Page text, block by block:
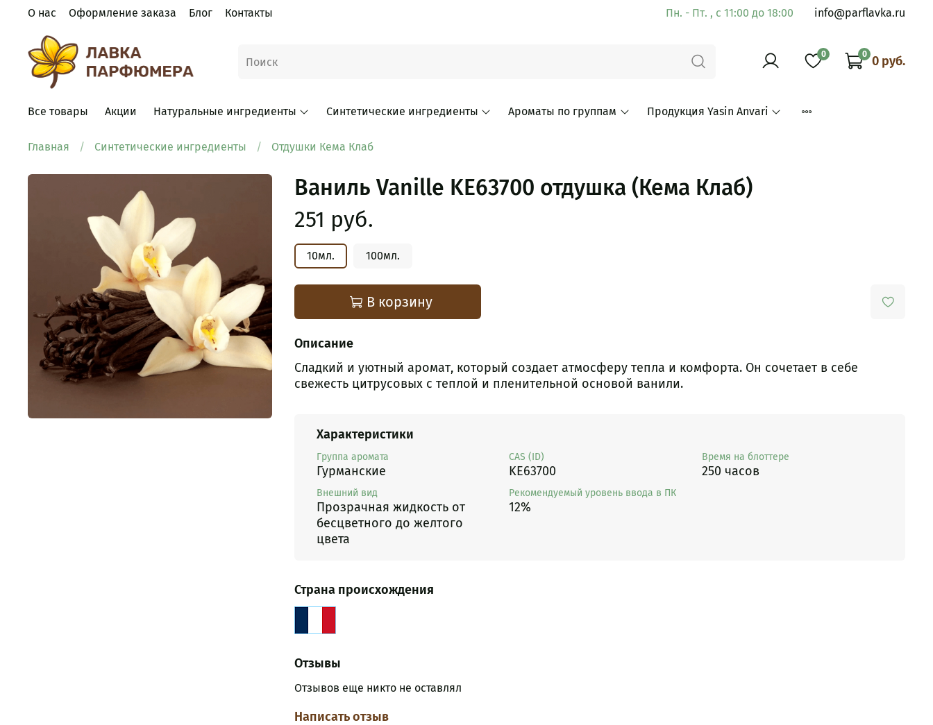
О нас Оформление заказа Блог Контакты Пн. - Пт. , с 11:00 до 18:00 info@parflavka.ru
0 0 0 руб.
Все товары Акции Натуральные ингредиенты Синтетические ингредиенты Ароматы по группам Продукция Yasin Anvari
Главная Синтетические ингредиенты Отдушки Кема Клаб
Ваниль Vanille KE63700 отдушка (Кема Клаб)
251 руб.
10мл. 100мл.
В корзину
Описание
Сладкий и уютный аромат, который создает атмосферу тепла и комфорта. Он сочетает в себе
свежесть цитрусовых с теплой и пленительной основой ванили.
Характеристики
Группа аромата
Гурманские
CAS (ID)
KE63700
Время на блоттере
250 часов
Внешний вид
Прозрачная жидкость от
бесцветного до желтого
цвета
Рекомендуемый уровень ввода в ПК
12%
Страна происхождения
Отзывы
Отзывов еще никто не оставлял
Написать отзыв